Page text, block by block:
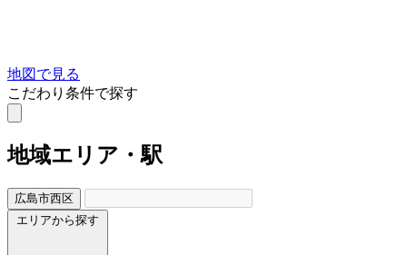
地図で見る
こだわり条件で探す
地域エリア・駅
広島市西区
エリアから探す